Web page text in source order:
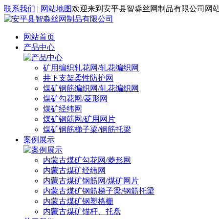
联系我们 | 网站地图欢迎来到安平县智淼丝网制品有限公司网
网站首页
产品中心
矿用编织轧花网/轧花编织网
井下支架柔性防护网
煤矿钢筋编织网/轧花编织网
煤矿勾花网/菱形网
煤矿经纬网
煤矿钢筋网/矿用网片
煤矿钢筋梯子梁/钢筋托梁
案例展示
内蒙古煤矿勾花网/菱形网
内蒙古煤矿经纬网
内蒙古煤矿钢筋网/煤矿网片
内蒙古煤矿钢筋梯子梁/钢筋托梁
内蒙古煤矿钢塑格栅
内蒙古煤矿锚杆、托盘